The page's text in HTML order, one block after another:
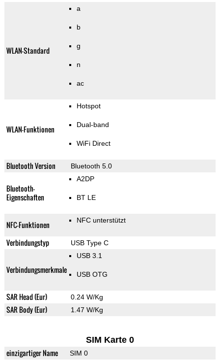
WLAN-Standard
a
b
g
n
ac
WLAN-Funktionen
Hotspot
Dual-band
WiFi Direct
Bluetooth Version Bluetooth 5.0
Bluetooth-
Eigenschaften
A2DP
BT LE
NFC-Funktionen NFC unterstützt
Verbindungstyp USB Type C
Verbindungsmerkmale
USB 3.1
USB OTG
SAR Head (Eur) 0.24 W/Kg
SAR Body (Eur) 1.47 W/Kg
SIM Karte 0
einzigartiger Name SIM 0